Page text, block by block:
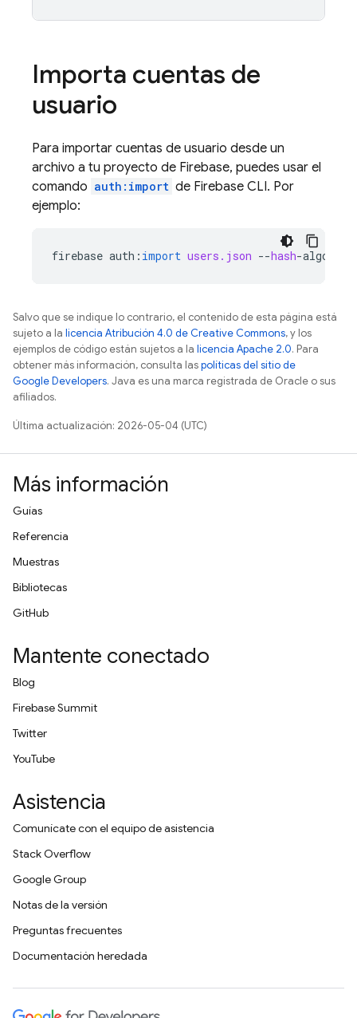
Importa cuentas de
usuario
Para importar cuentas de usuario desde un
archivo a tu proyecto de Firebase, puedes usar el
comando auth:import de Firebase CLI. Por
ejemplo:
firebase auth : import users.json --hash-algo
Salvo que se indique lo contrario, el contenido de esta página está
sujeto a la licencia Atribución 4.0 de Creative Commons, y los
ejemplos de código están sujetos a la licencia Apache 2.0. Para
obtener más información, consulta laspolíticas del sitio de
Google Developers. Java es una marca registrada de Oracle o sus
afiliados.
Última actualización: 2026-05-04 (UTC)
Más información
Guías
Referencia
Muestras
Bibliotecas
GitHub
Mantente conectado
Blog
Firebase Summit
Twitter
YouTube
Asistencia
Comunícate con el equipo de asistencia
Stack Overflow
Google Group
Notas de la versión
Preguntas frecuentes
Documentación heredada